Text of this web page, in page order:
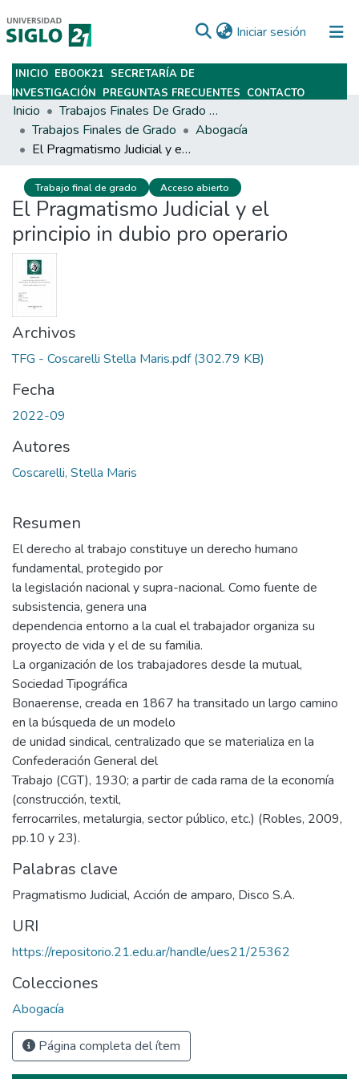
Iniciar sesión (current)
Subir
INICIO EBOOK21 SECRETARÍA DE
INVESTIGACIÓN PREGUNTAS FRECUENTES CONTACTO
Inicio
Trabajos Finales De Grado Y Posgrado
Trabajos Finales de Grado
Abogacía
El Pragmatismo Judicial y el principio in dubio pro operario
Trabajo final de grado Acceso abierto
El Pragmatismo Judicial y el
principio in dubio pro operario
Archivos
TFG - Coscarelli Stella Maris.pdf(302.79 KB)
Fecha
2022-09
Autores
Coscarelli, Stella Maris
Resumen
El derecho al trabajo constituye un derecho humano
fundamental, protegido por
la legislación nacional y supra-nacional. Como fuente de
subsistencia, genera una
dependencia entorno a la cual el trabajador organiza su
proyecto de vida y el de su familia.
La organización de los trabajadores desde la mutual,
Sociedad Tipográfica
Bonaerense, creada en 1867 ha transitado un largo camino
en la búsqueda de un modelo
de unidad sindical, centralizado que se materializa en la
Confederación General del
Trabajo (CGT), 1930; a partir de cada rama de la economía
(construcción, textil,
ferrocarriles, metalurgia, sector público, etc.) (Robles, 2009,
pp.10 y 23).
Palabras clave
Pragmatismo Judicial, Acción de amparo, Disco S.A.
URI
https://repositorio.21.edu.ar/handle/ues21/25362
Colecciones
Abogacía
Página completa del ítem